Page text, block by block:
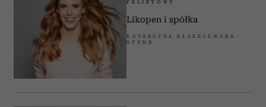
FELIETONY
Likopen i spółka
KATARZYNA BŁAŻEJEWSKA-
STUHR